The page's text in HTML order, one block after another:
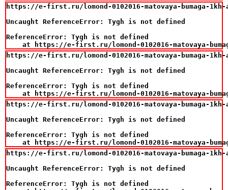
https://e-first.ru/lomond-0102016-matovaya-bumaga-1kh-
Uncaught ReferenceError: Tygh is not defined
ReferenceError: Tygh is not defined
at https://e-first.ru/lomond-0102016-matovaya-
https://e-first.ru/lomond-0102016-matovaya-bumaga-1kh-
Uncaught ReferenceError: Tygh is not defined
ReferenceError: Tygh is not defined
at https://e-first.ru/lomond-0102016-matovaya-
https://e-first.ru/lomond-0102016-matovaya-bumaga-1kh-
Uncaught ReferenceError: Tygh is not defined
ReferenceError: Tygh is not defined
at https://e-first.ru/lomond-0102016-matovaya-
https://e-first.ru/lomond-0102016-matovaya-bumaga-1kh-
Uncaught ReferenceError: Tygh is not defined
ReferenceError: Tygh is not defined